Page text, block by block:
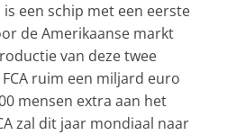
een schip met een eerste
de Amerikaanse markt
van deze twee
ruim een miljard euro
mensen extra aan het
zal dit jaar mondiaal naar